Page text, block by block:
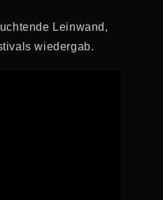
Leinwand,
wiedergab.